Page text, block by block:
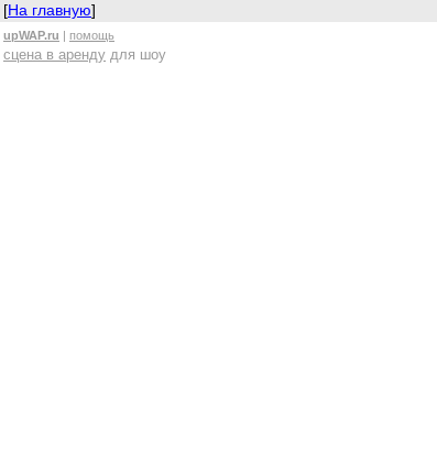
[На главную]
upWAP.ru | помощь
сцена в аренду для шоу